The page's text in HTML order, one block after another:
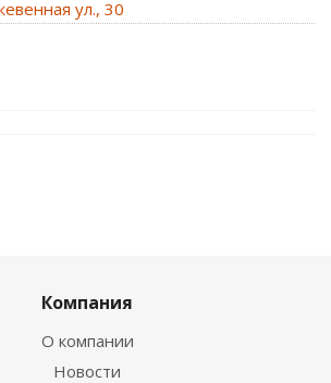
ул., 30
Компания
О компании
Новости